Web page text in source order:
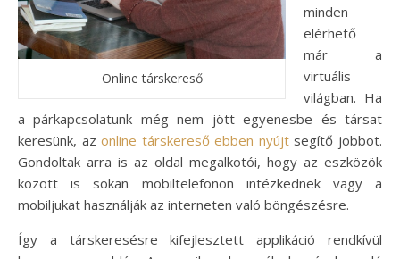
Online társkereső
minden
elérhető
már a
virtuális
világban. Ha
a párkapcsolatunk még nem jött egyenesbe és társat
keresünk, azonline társkereső ebben nyújtsegítő jobbot.
Gondoltak arra is az oldal megalkotói, hogy az eszközök
között is sokan mobiltelefonon intézkednek vagy a
mobiljukat használják az interneten való böngészésre.
Így a társkeresésre kifejlesztett applikáció rendkívül